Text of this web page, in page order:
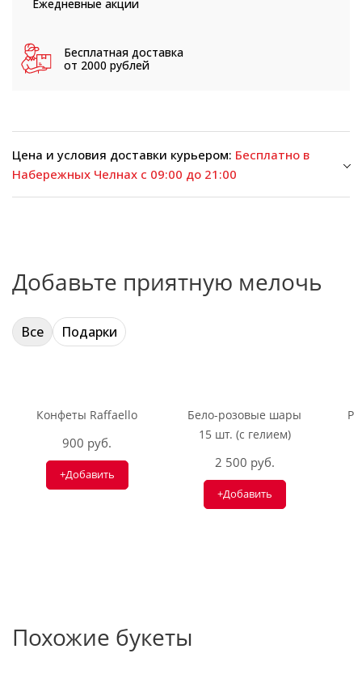
Ежедневные акции
Бесплатная доставка
от 2000 рублей
Цена и условия доставки курьером: Бесплатно в
Набережных Челнах с 09:00 до 21:00
Добавьте приятную мелочь
Все Подарки
Конфеты Raffaello
900 руб.
+Добавить
Бело-розовые шары
15 шт. (с гелием)
2 500 руб.
+Добавить
Похожие букеты